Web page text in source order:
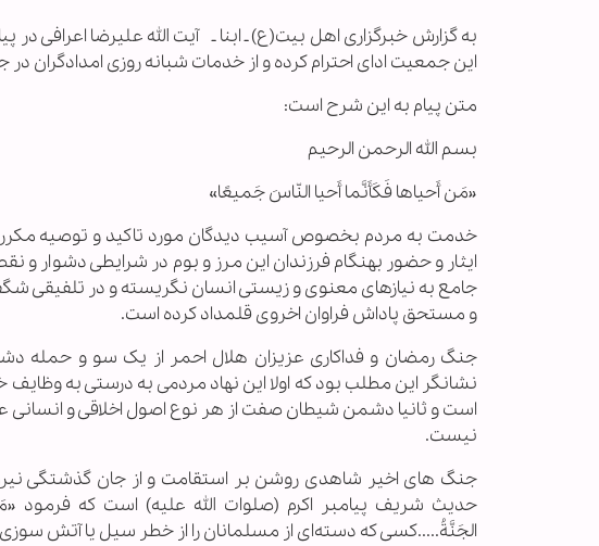
به گزارش خبرگزاری اهل بیت(ع) ـ ابنا ـ آیت الله علیرضا اعرافی
این جمعیت ادای احترام کرده و از خدمات شبانه روزی امدادگران در
متن پیام به این شرح است:
بسم الله الرحمن الرحیم
«مَن أَحیاها فَکَأَنَّما أَحیا النّاسَ جَمیعًا»
خدمت به مردم بخصوص آسیب دیدگان مورد تاکید و توصیه مکرر
ایثار و حضور بهنگام فرزندان این مرز و بوم در شرایطی دشوار و
جامع به نیازهای معنوی و زیستی انسان نگریسته و در تلفیقی
و مستحق پاداش فراوان اخروی قلمداد کرده است.
جنگ رمضان و فداکاری عزیزان هلال احمر از یک سو و حمله
نشانگر این مطلب بود که اولا این نهاد مردمی به درستی به
است و ثانیا دشمن شیطان صفت از هر نوع اصول اخلاقی و انسانی
نیست.
جنگ های اخیر شاهدی روشن بر استقامت و از جان گذشتگی
حدیث شریف پیامبر اکرم (صلوات الله علیه) است که فرمود
الجَنَّةُ.....کسی که دسته‌ای از مسلمانان را از خطر سیل یا آتش